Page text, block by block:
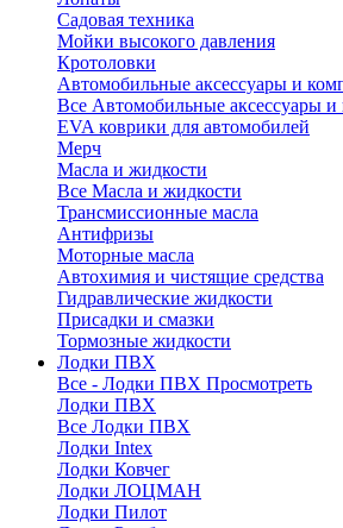
Садовая техника
Мойки высокого давления
Кротоловки
Автомобильные аксессуары и
Все Автомобильные аксессуары
EVA коврики для автомобилей
Мерч
Масла и жидкости
Все Масла и жидкости
Трансмиссионные масла
Антифризы
Моторные масла
Автохимия и чистящие средства
Гидравлические жидкости
Присадки и смазки
Тормозные жидкости
Лодки ПВХ
Все - Лодки ПВХ Просмотреть
Лодки ПВХ
Все Лодки ПВХ
Лодки Intex
Лодки Ковчег
Лодки ЛОЦМАН
Лодки Пилот